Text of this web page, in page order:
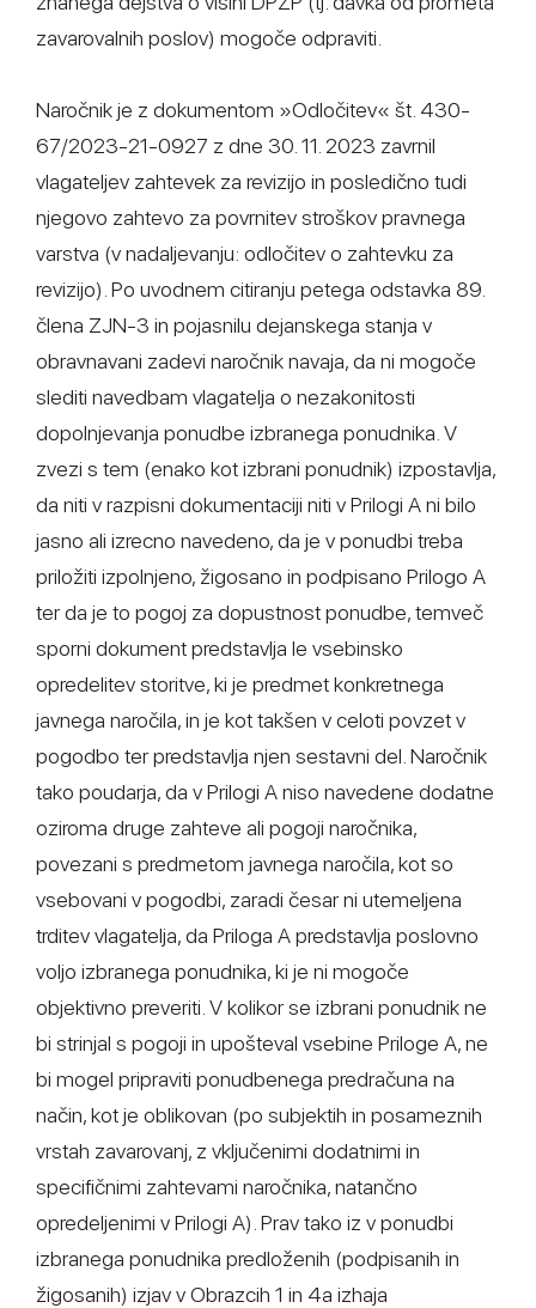
zavarovalnih poslov) mogoče odpraviti.
Naročnik je z dokumentom »Odločitev« št. 430-
67/2023-21-0927 z dne 30. 11. 2023 zavrnil
vlagateljev zahtevek za revizijo in posledično tudi
njegovo zahtevo za povrnitev stroškov pravnega
varstva (v nadaljevanju: odločitev o zahtevku za
revizijo). Po uvodnem citiranju petega odstavka 89.
člena ZJN-3 in pojasnilu dejanskega stanja v
obravnavani zadevi naročnik navaja, da ni mogoče
slediti navedbam vlagatelja o nezakonitosti
dopolnjevanja ponudbe izbranega ponudnika. V
zvezi s tem (enako kot izbrani ponudnik) izpostavlja,
da niti v razpisni dokumentaciji niti v Prilogi A ni bilo
jasno ali izrecno navedeno, da je v ponudbi treba
priložiti izpolnjeno, žigosano in podpisano Prilogo A
ter da je to pogoj za dopustnost ponudbe, temveč
sporni dokument predstavlja le vsebinsko
opredelitev storitve, ki je predmet konkretnega
javnega naročila, in je kot takšen v celoti povzet v
pogodbo ter predstavlja njen sestavni del. Naročnik
tako poudarja, da v Prilogi A niso navedene dodatne
oziroma druge zahteve ali pogoji naročnika,
povezani s predmetom javnega naročila, kot so
vsebovani v pogodbi, zaradi česar ni utemeljena
trditev vlagatelja, da Priloga A predstavlja poslovno
voljo izbranega ponudnika, ki je ni mogoče
objektivno preveriti. V kolikor se izbrani ponudnik ne
bi strinjal s pogoji in upošteval vsebine Priloge A, ne
bi mogel pripraviti ponudbenega predračuna na
način, kot je oblikovan (po subjektih in posameznih
vrstah zavarovanj, z vključenimi dodatnimi in
specifičnimi zahtevami naročnika, natančno
opredeljenimi v Prilogi A). Prav tako iz v ponudbi
izbranega ponudnika predloženih (podpisanih in
žigosanih) izjav v Obrazcih 1 in 4a izhaja